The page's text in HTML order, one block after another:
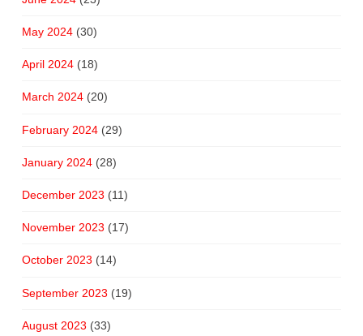
May 2024(30)
April 2024(18)
March 2024(20)
February 2024(29)
January 2024(28)
December 2023 (11)
November 2023 (17)
October 2023 (14)
September 2023 (19)
August 2023 (33)